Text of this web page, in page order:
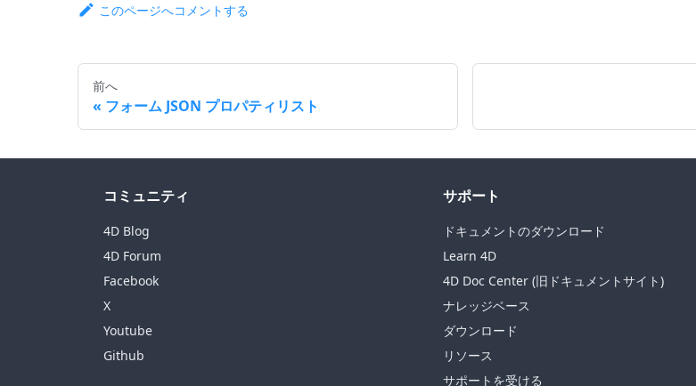
このページへコメントする
前へ
フォーム JSON プロパティリスト
コミュニティ
4D Blog
4D Forum
Facebook
X
Youtube
Github
サポート
ドキュメントのダウンロード
Learn 4D
4D Doc Center (旧ドキュメントサイト)
ナレッジベース
ダウンロード
リソース
サポートを受ける